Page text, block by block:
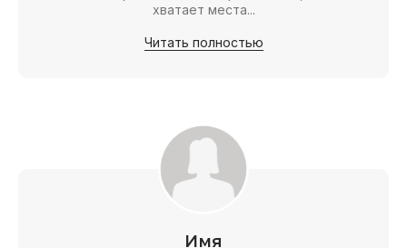
хватает места...
Читать полностью
Имя